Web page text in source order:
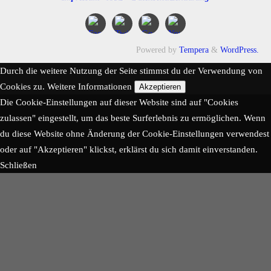
Powered by Tempera & WordPress.
Durch die weitere Nutzung der Seite stimmst du der Verwendung von
Cookies zu. Weitere Informationen Akzeptieren
Die Cookie-Einstellungen auf dieser Website sind auf "Cookies
zulassen" eingestellt, um das beste Surferlebnis zu ermöglichen. Wenn
du diese Website ohne Änderung der Cookie-Einstellungen verwendest
oder auf "Akzeptieren" klickst, erklärst du sich damit einverstanden.
Schließen